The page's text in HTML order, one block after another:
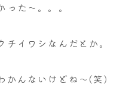
た～。。。
イワシなんだとか。
かんないけどね～(笑)